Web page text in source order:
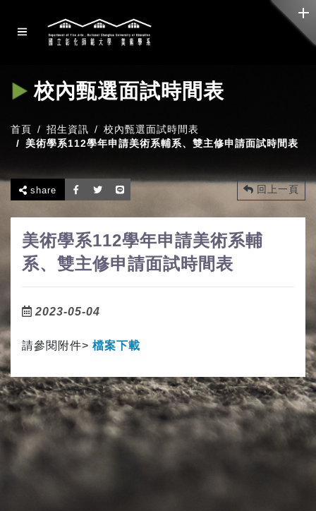
校內甄選面試時間表
首頁 招生資訊
校內甄選面試時間表
美術學系112學年申請美術系輔系、雙主修申請面試時間表
share 回上一頁
美術學系112學年申請美術系輔
系、雙主修申請面試時間表
2023-05-04
請參閱附件> 檔案下載